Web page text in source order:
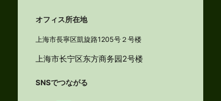
オフィス所在地
上海市長寧区凱旋路1205号２号楼
上海市长宁区东方商务园2号楼
SNSでつながる